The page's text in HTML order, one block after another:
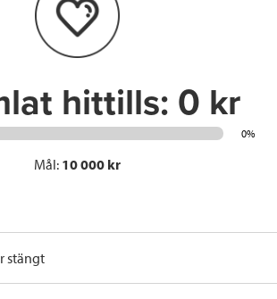
I
n
hittills: 0 kr
0%
Mål: 10 000 kr
stängt